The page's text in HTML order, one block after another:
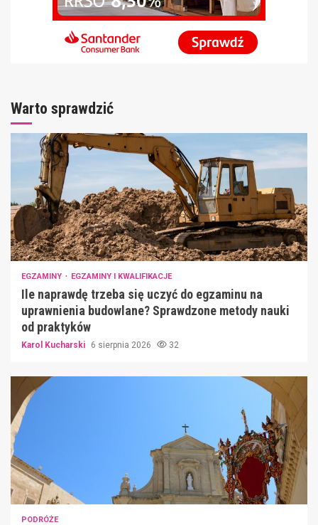
Warto sprawdzić
EGZAMINY EGZAMINY I KWALIFIKACJE
Ile naprawdę trzeba się uczyć do egzaminu na
uprawnienia budowlane? Sprawdzone metody nauki
od praktyków
Karol Kucharski 6 sierpnia 2026 32
PODRÓŻE